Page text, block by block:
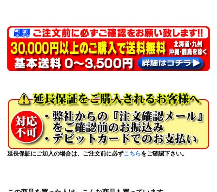
延長保証にご加入の場合は、ご注文前に必ずこちらをご確認下さい。